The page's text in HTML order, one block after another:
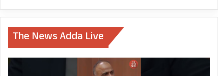
The News Adda Live